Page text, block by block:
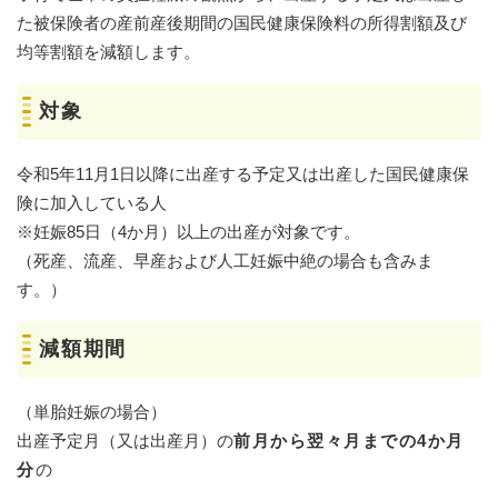
た被保険者の産前産後期間の国民健康保険料の所得割額及び
均等割額を減額します。
対象
令和5年11月1日以降に出産する予定又は出産した国民健康保
険に加入している人
※妊娠85日（4か月）以上の出産が対象です。
（死産、流産、早産および人工妊娠中絶の場合も含みま
す。）
減額期間
（単胎妊娠の場合）
出産予定月（又は出産月）の前月から翌々月までの4か月
分の